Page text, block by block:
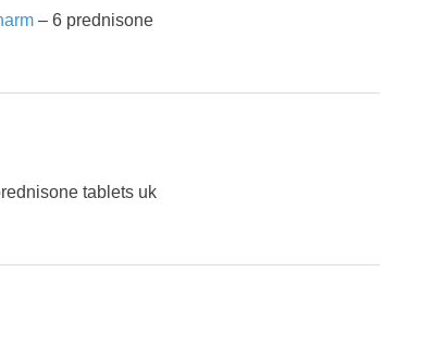
– 6 prednisone
tablets uk